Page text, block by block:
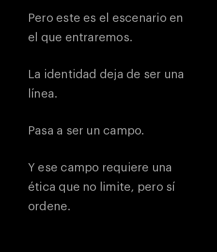
Pero este es el escenario en
el que entraremos.
La identidad deja de ser una
línea.
Pasa a ser un campo.
Y ese campo requiere una
ética que no limite, pero sí
ordene.